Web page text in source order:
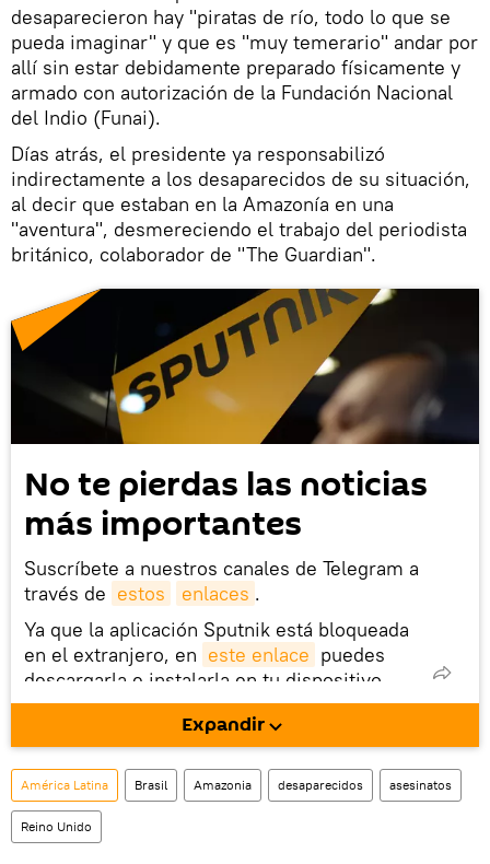
desaparecieron hay "piratas de río, todo lo que se
pueda imaginar" y que es "muy temerario" andar por
allí sin estar debidamente preparado físicamente y
armado con autorización de la Fundación Nacional
del Indio (Funai).
Días atrás, el presidente ya responsabilizó
indirectamente a los desaparecidos de su situación,
al decir que estaban en la Amazonía en una
"aventura", desmereciendo el trabajo del periodista
británico, colaborador de "The Guardian".
No te pierdas las noticias
más importantes
Suscríbete a nuestros canales de Telegram a
través de estos enlaces .
Ya que la aplicación Sputnik está bloqueada
en el extranjero, en este enlace puedes
descargarla e instalarla en tu dispositivo
móvil (¡solo para Android!).
También tenemos una cuenta en la red
social rusa VK .
Expandir
América Latina Brasil Amazonia desaparecidos asesinatos
Reino Unido